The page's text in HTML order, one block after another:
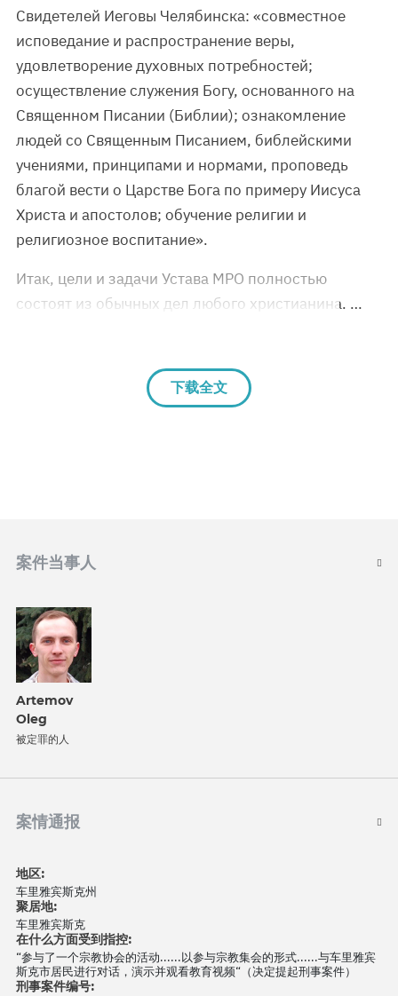
Свидетелей Иеговы Челябинска: «совместное
исповедание и распространение веры,
удовлетворение духовных потребностей;
осуществление служения Богу, основанного на
Священном Писании (Библии); ознакомление
людей со Священным Писанием, библейскими
учениями, принципами и нормами, проповедь
благой вести о Царстве Бога по примеру Иисуса
Христа и апостолов; обучение религии и
религиозное воспитание».
Итак, цели и задачи Устава МРО полностью
состоят из обычных дел любого христианина. …
下载全文
案件当事人
Artemov
Oleg
被定罪的人
案情通报
地区:
车里雅宾斯克州
聚居地:
车里雅宾斯克
在什么方面受到指控:
“参与了一个宗教协会的活动......以参与宗教集会的形式......与车里雅宾
斯克市居民进行对话，演示并观看教育视频“（决定提起刑事案件）
刑事案件编号: